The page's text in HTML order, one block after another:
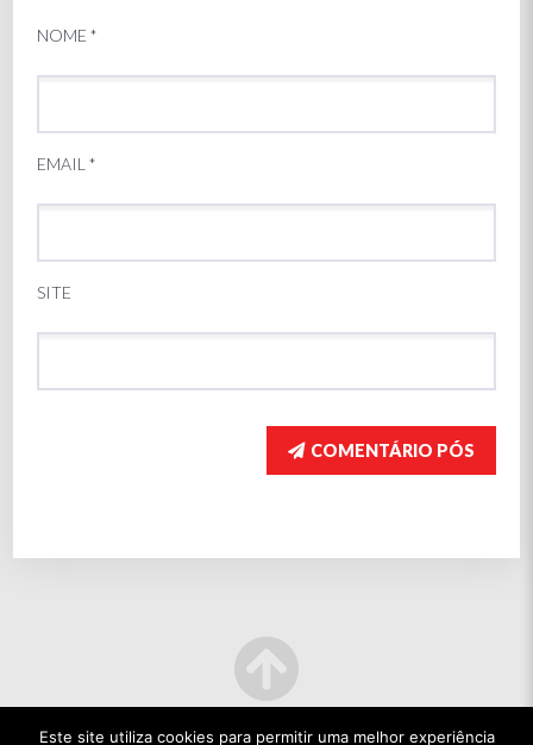
NOME*
EMAIL*
SITE
COMENTÁRIO PÓS
Este site utiliza cookies para permitir uma melhor experiência